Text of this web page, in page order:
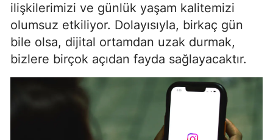
İzmir
Kars
Kastamonu
Kayseri
Kırşehir
ilişkilerimizi ve günlük yaşam kalitemizi
olumsuz etkiliyor. Dolayısıyla, birkaç gün
bile olsa, dijital ortamdan uzak durmak,
bizlere birçok açıdan fayda sağlayacaktır.